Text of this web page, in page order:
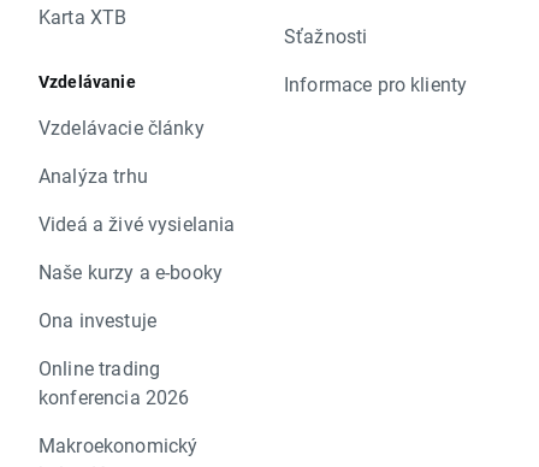
Karta XTB
Vzdelávanie
Vzdelávacie články
Analýza trhu
Videá a živé vysielania
Naše kurzy a e-booky
Ona investuje
Online trading
konferencia 2026
Makroekonomický
Sťažnosti
Informace pro klienty